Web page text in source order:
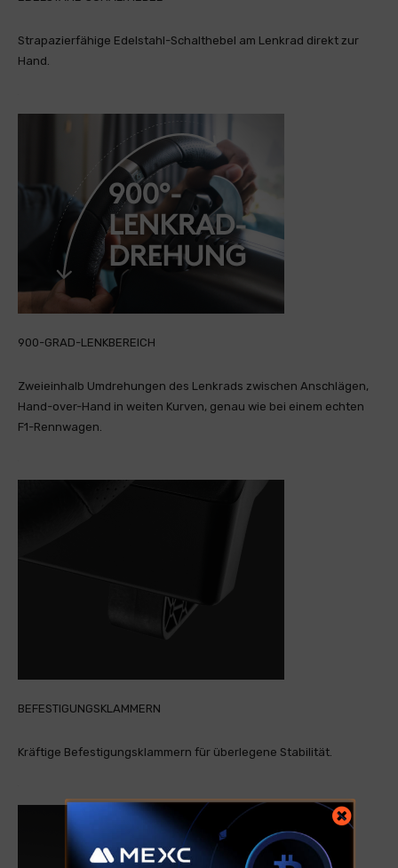
Strapazierfähige Edelstahl-Schalthebel am Lenkrad direkt zur
Hand.
900-GRAD-LENKBEREICH
Zweieinhalb Umdrehungen des Lenkrads zwischen Anschlägen,
Hand-over-Hand in weiten Kurven, genau wie bei einem echten
F1-Rennwagen.
BEFESTIGUNGSKLAMMERN
Kräftige Befestigungsklammern für überlegene Stabilität.